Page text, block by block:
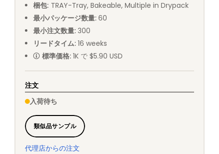
梱包: TRAY-Tray, Bakeable, Multiple in Drypack
最小パッケージ数量: 60
最小注文数量: 300
リードタイム: 16 weeks
標準価格: 1K で $5.90 USD
注文
入荷待ち
類似品サンプル
代理店からの注文